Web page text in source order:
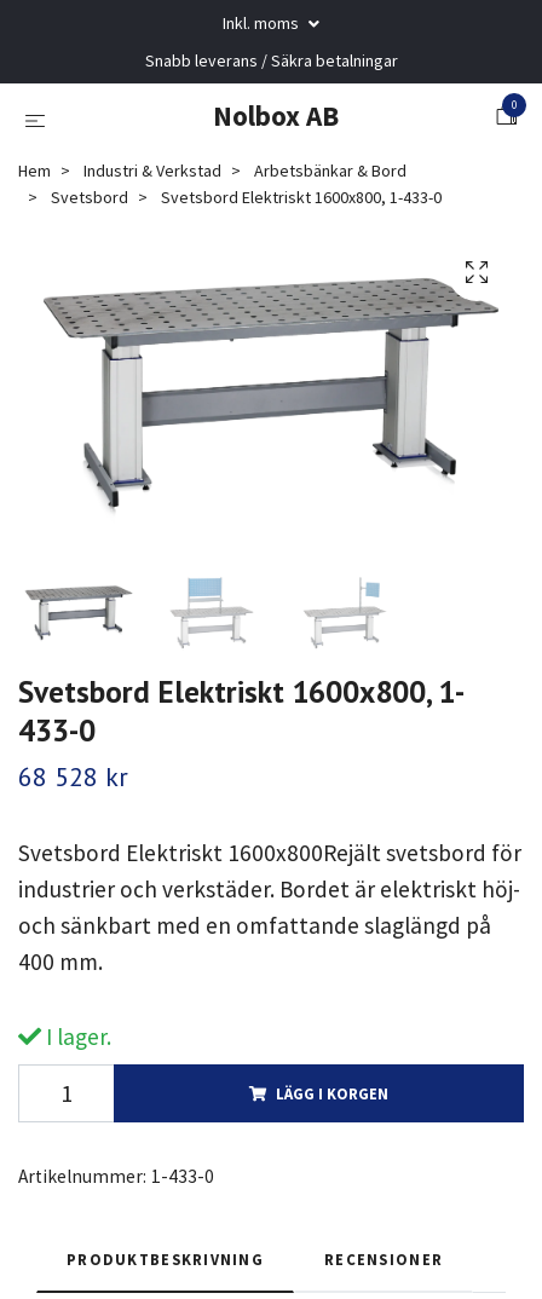
Inkl. moms
Snabb leverans / Säkra betalningar
Nolbox AB 0
Hem Industri & Verkstad
Arbetsbänkar & Bord
Svetsbord
Svetsbord Elektriskt 1600x800, 1-433-0
Svetsbord Elektriskt 1600x800, 1-
433-0
68 528 kr
Svetsbord Elektriskt 1600x800Rejält svetsbord för
industrier och verkstäder. Bordet är elektriskt höj-
och sänkbart med en omfattande slaglängd på
400 mm.
I lager.
LÄGG I KORGEN
Artikelnummer: 1-433-0
PRODUKTBESKRIVNING RECENSIONER